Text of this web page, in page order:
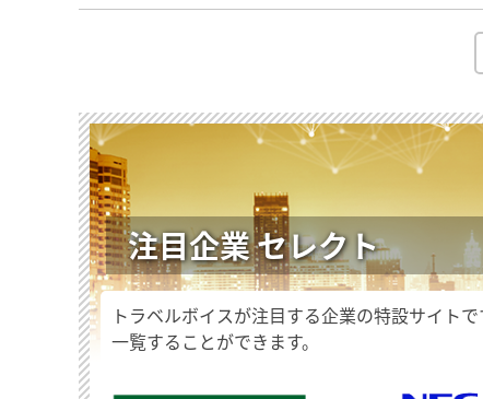
注目企業 セレクト
トラベルボイスが注目する企業の特設サイト
一覧することができます。